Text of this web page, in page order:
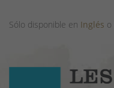
Sólo disponible en Inglés o